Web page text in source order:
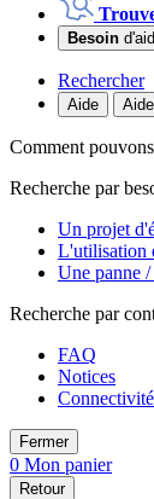
Besoin
Rechercher
Aide Aide
Comment
Recherche par
Un projet
L'utilisation
Une panne
Recherche par
FAQ
Notices
Connectivité
Fermer
0 Mon panier
Retour